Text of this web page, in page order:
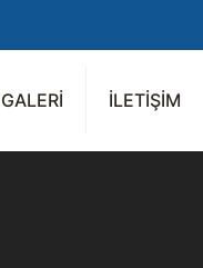
GALERİ İLETİŞİM